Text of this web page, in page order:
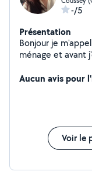
-/5
Présentation
Bonjour je
ménage et avant
Aucun avis pour
Voir le